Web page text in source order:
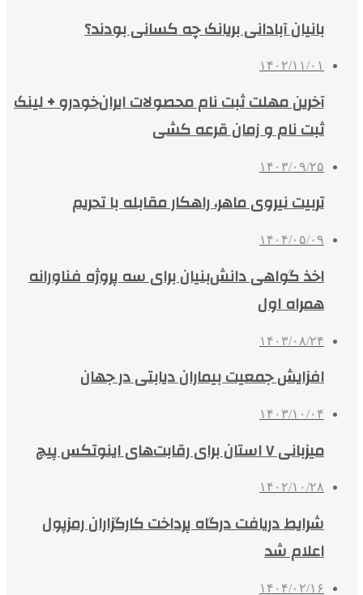
بانیان‌ آبادانی بریانک چه کسانی بودند؟
۱۴۰۲/۱۱/۰۱
آخرین مهلت ثبت نام محصولات ایران‌خودرو + لینک
ثبت نام و زمان قرعه کشی
۱۴۰۳/۰۹/۲۵
تربیت نیروی ماهر، راهکار مقابله با تحریم
۱۴۰۴/۰۵/۰۹
اخذ گواهی دانش‌بنیان برای سه پروژه فناورانه
همراه اول
۱۴۰۳/۰۸/۲۴
افزایش جمعیت بیماران دیابتی در جهان
۱۴۰۳/۱۰/۰۴
میزبانی ۷ استان برای رقابت‌های اینوتکس پیچ
۱۴۰۲/۱۰/۲۸
شرایط دریافت درگاه پرداخت کارگزاران رمزپول
اعلام شد
۱۴۰۴/۰۲/۱۶